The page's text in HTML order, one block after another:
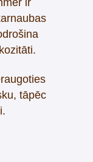
ir
tāpēc